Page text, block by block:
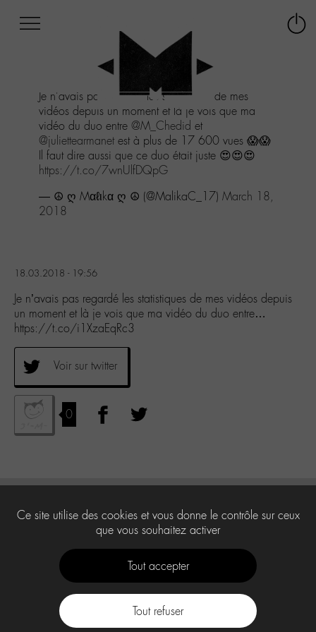
au
menu
Aller
au
contenu
Aller
recherche
Je n'avais pas regardé les statistiques de mes
vidéos depuis un moment et là je vois que ma
vidéo du duo entre @M_Chedid et
@juliettearmanet est à plus de 17 600 vues 😱😱
Il faut dire aussi que ce duo était juste 😍😍😍
https://t.co/7wnUlfDQpG
— ☮︎ ღ Mαℓιkα ღ ☮︎ (@MalikaC_17) March 18,
2018
18.03.2018 - 19:56
Je n’avais pas regardé les statistiques de mes vidéos depuis
un moment et là je vois que ma vidéo du duo entre…
https://t.co/i1XzaEqRc3
Voir sur twitter
0
Ce site utilise des cookies et vous donne le contrôle sur ceux
que vous souhaitez activer
Tout accepter
Tout refuser